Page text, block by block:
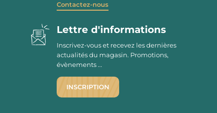
Contactez-nous
Lettre d'informations
Inscrivez-vous et recevez les dernières
actualités du magasin. Promotions,
évènements ...
INSCRIPTION